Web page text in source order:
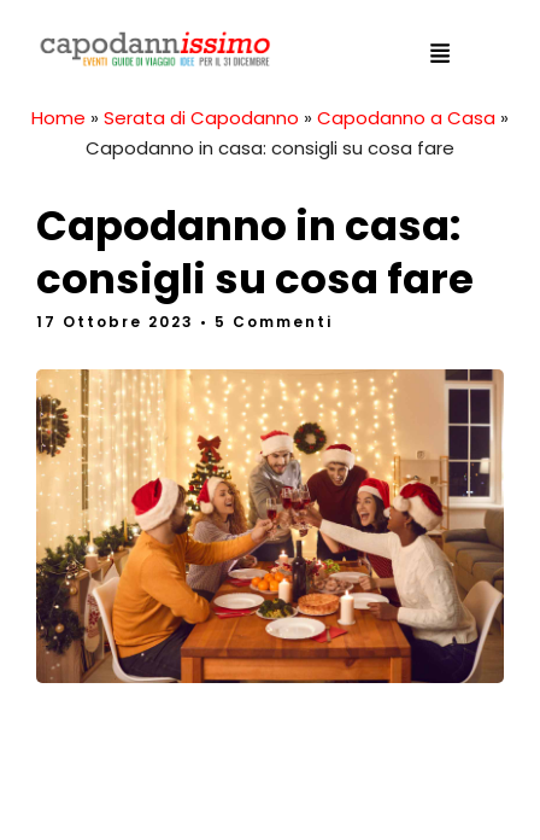
Home » Serata di Capodanno » Capodanno a Casa »
Capodanno in casa: consigli su cosa fare
Capodanno in casa:
consigli su cosa fare
17 Ottobre 2023 • 5 Commenti